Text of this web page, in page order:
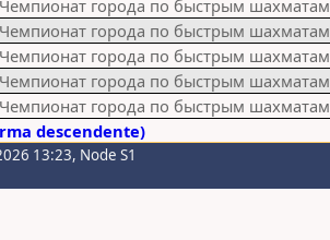
Чемпионат города по быстрым шахматам
Чемпионат города по быстрым шахматам
Чемпионат города по быстрым шахматам
Чемпионат города по быстрым шахматам
Чемпионат города по быстрым шахматам
descendente)
13:23, Node S1